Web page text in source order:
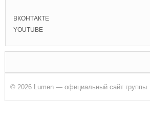
ВКОНТАКТЕ
YOUTUBE
© 2026 Lumen — официальный сайт группы